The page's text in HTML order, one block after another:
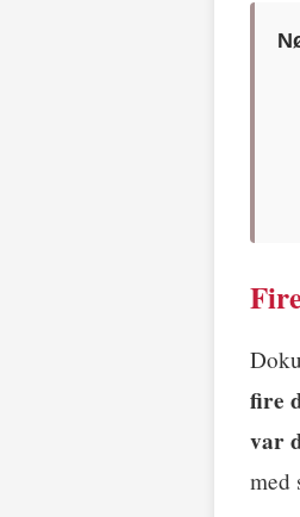
fire
var
med